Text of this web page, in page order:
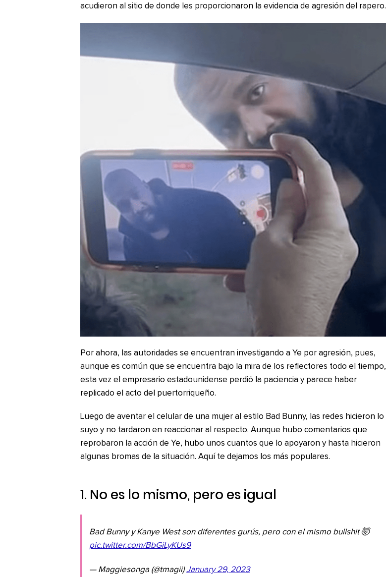
acudieron al sitio de donde les proporcionaron la evidencia de agresión del rapero.
Por ahora, las autoridades se encuentran investigando a Ye por agresión, pues,
aunque es común que se encuentra bajo la mira de los reflectores todo el tiempo,
esta vez el empresario estadounidense perdió la paciencia y parece haber
replicado el acto del puertorriqueño.
Luego de aventar el celular de una mujer al estilo Bad Bunny, las redes hicieron lo
suyo y no tardaron en reaccionar al respecto. Aunque hubo comentarios que
reprobaron la acción de Ye, hubo unos cuantos que lo apoyaron y hasta hicieron
algunas bromas de la situación. Aquí te dejamos los más populares.
1. No es lo mismo, pero es igual
Bad Bunny y Kanye West son diferentes gurús, pero con el mismo bullshit 🤯
pic.twitter.com/BbGiLyKUs9
— Maggiesonga (@tmagii)January 29, 2023